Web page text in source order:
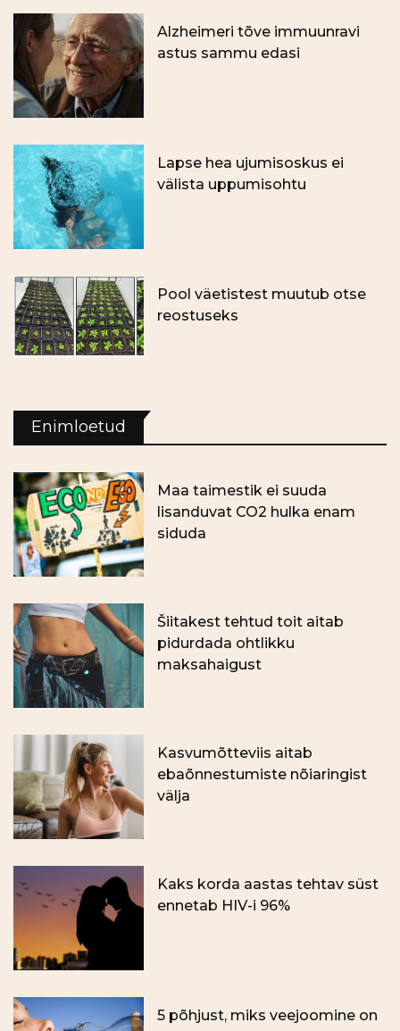
Alzheimeri tõve immuunravi
astus sammu edasi
Lapse hea ujumisoskus ei
välista uppumisohtu
Pool väetistest muutub otse
reostuseks
Enimloetud
Maa taimestik ei suuda
lisanduvat CO2 hulka enam
siduda
Šiitakest tehtud toit aitab
pidurdada ohtlikku
maksahaigust
Kasvumõtteviis aitab
ebaõnnestumiste nõiaringist
välja
Kaks korda aastas tehtav süst
ennetab HIV-i 96%
5 põhjust, miks veejoomine on